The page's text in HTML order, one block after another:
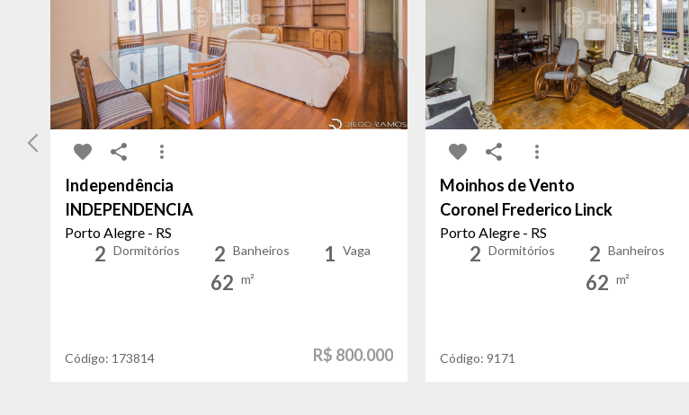
Independência
INDEPENDENCIA
Porto Alegre - RS
2 Dormitórios 2 Banheiros 1 Vaga
62 m²
Código: 173814 R$ 800.000
Moinhos de Vento
Coronel Frederico Linck
Porto Alegre - RS
2 Dormitórios 2 Banheiros
62 m²
Código:9171